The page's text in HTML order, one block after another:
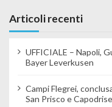
Articoli recenti
UFFICIALE – Napoli,
Bayer Leverkusen
Campi Flegrei,
San Prisco e